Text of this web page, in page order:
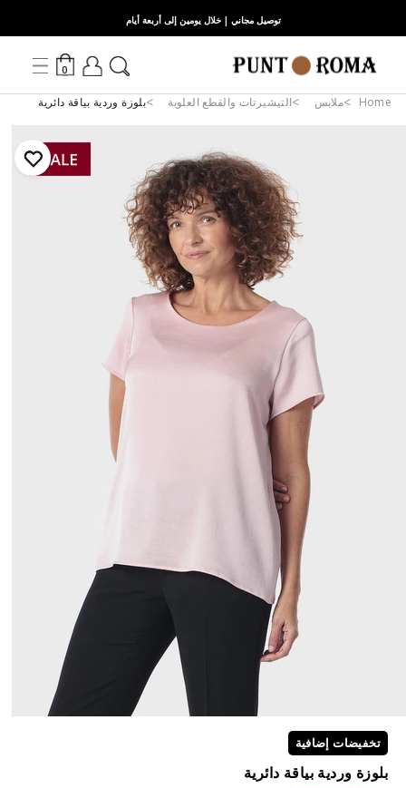
توصيل مجاني | خلال يومين إلى أربعة أيام
0
Home ملابس التيشيرتات والقطع العلوية بلوزة وردية بياقة دائرية
تخفيضات إضافية
بلوزة وردية بياقة دائرية